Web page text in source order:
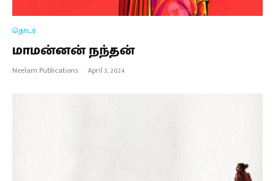
தொடர்
மாமன்னன் நந்தன்
Neelam Publications · April 3, 2024